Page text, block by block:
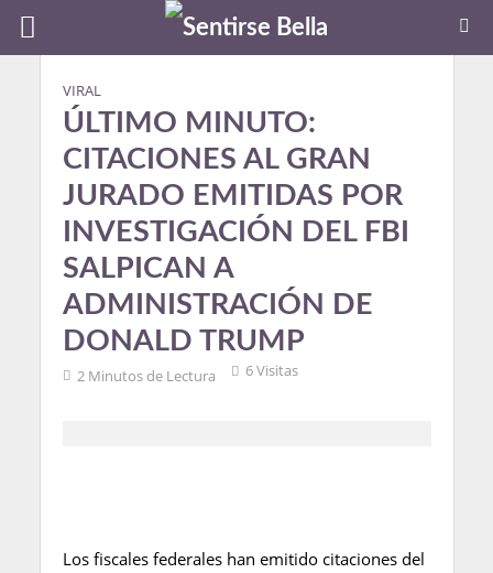
VIRAL
ÚLTIMO MINUTO:
CITACIONES AL GRAN
JURADO EMITIDAS POR
INVESTIGACIÓN DEL FBI
SALPICAN A
ADMINISTRACIÓN DE
DONALD TRUMP
2 Minutos de Lectura 6 Visitas
Los fiscales federales han emitido citaciones del